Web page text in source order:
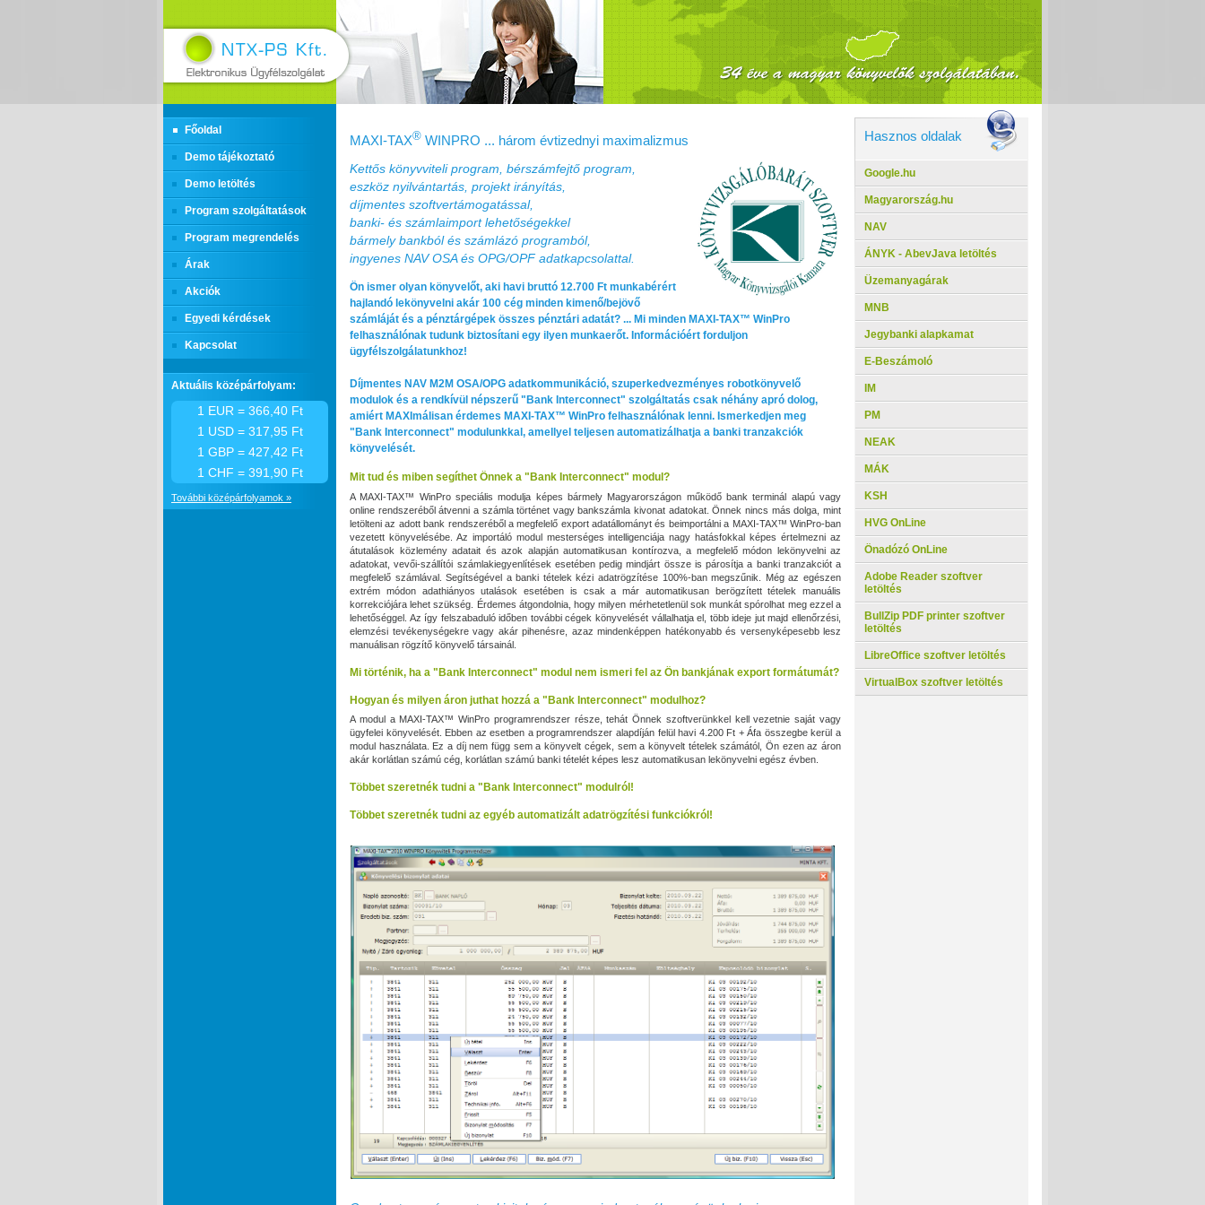
Főoldal
Demo tájékoztató
Demo letöltés
Program szolgáltatások
Program megrendelés
Árak
Akciók
Egyedi kérdések
Kapcsolat
MAXI‑TAX® WINPRO ... három évtizednyi maximalizmus
Kettős könyvviteli program, bérszámfejtő program,
eszköz nyilvántartás, projekt irányítás,
díjmentes szoftvertámogatással,
banki- és számlaimport lehetőségekkel
bármely bankból és számlázó programból,
ingyenes NAV OSA és OPG/OPF adatkapcsolattal.
Ön ismer olyan könyvelőt, aki havi bruttó 12.700 Ft munkabérért
hajlandó lekönyvelni akár 100 cég minden kimenő/bejövő
számláját és a pénztárgépek összes pénztári adatát? ... Mi minden MAXI‑TAX™ WinPro
felhasználónak tudunk biztosítani egy ilyen munkaerőt. Információért forduljon
ügyfélszolgálatunkhoz!
Díjmentes NAV M2M OSA/OPG adatkommunikáció, szuperkedvezményes robotkönyvelő
modulok és a rendkívül népszerű "Bank Interconnect" szolgáltatás csak néhány apró dolog,
amiért MAXImálisan érdemes MAXI‑TAX™ WinPro felhasználónak lenni. Ismerkedjen meg
"Bank Interconnect" modulunkkal, amellyel teljesen automatizálhatja a banki tranzakciók
könyvelését.
Mit tud és miben segíthet Önnek a "Bank Interconnect" modul?
A MAXI‑TAX™ WinPro speciális modulja képes bármely Magyarországon működő bank terminál alapú vagy
online rendszeréből átvenni a számla történet vagy bankszámla kivonat adatokat. Önnek nincs más dolga, mint
letölteni az adott bank rendszeréből a megfelelő export adatállományt és beimportálni a MAXI‑TAX™ WinPro-ban
vezetett könyvelésébe. Az importáló modul mesterséges intelligenciája nagy hatásfokkal képes értelmezni az
átutalások közlemény adatait és azok alapján automatikusan kontírozva, a megfelelő módon lekönyvelni az
adatokat, vevői-szállítói számlakiegyenlítések esetében pedig mindjárt össze is párosítja a banki tranzakciót a
megfelelő számlával. Segítségével a banki tételek kézi adatrögzítése 100%-ban megszűnik. Még az egészen
extrém módon adathiányos utalások esetében is csak a már automatikusan berögzített tételek manuális
korrekciójára lehet szükség. Érdemes átgondolnia, hogy milyen mérhetetlenül sok munkát spórolhat meg ezzel a
lehetőséggel. Az így felszabaduló időben további cégek könyvelését vállalhatja el, több ideje jut majd ellenőrzési,
elemzési tevékenységekre vagy akár pihenésre, azaz mindenképpen hatékonyabb és versenyképesebb lesz
manuálisan rögzítő könyvelő társainál.
Mi történik, ha a "Bank Interconnect" modul nem ismeri fel az Ön bankjának export formátumát?
Hogyan és milyen áron juthat hozzá a "Bank Interconnect" modulhoz?
A modul a MAXI‑TAX™ WinPro programrendszer része, tehát Önnek szoftverünkkel kell vezetnie saját vagy
ügyfelei könyvelését. Ebben az esetben a programrendszer alapdíján felül havi 4.200 Ft + Áfa összegbe kerül a
modul használata. Ez a díj nem függ sem a könyvelt cégek, sem a könyvelt tételek számától, Ön ezen az áron
akár korlátlan számú cég, korlátlan számú banki tételét képes lesz automatikusan lekönyvelni egész évben.
Többet szeretnék tudni a "Bank Interconnect" modulról!
Többet szeretnék tudni az egyéb automatizált adatrögzítési funkciókról!
Hasznos oldalak
Google.hu
Magyarország.hu
NAV
ÁNYK - AbevJava letöltés
Üzemanyagárak
MNB
Jegybanki alapkamat
E-Beszámoló
IM
PM
NEAK
MÁK
KSH
HVG OnLine
Önadózó OnLine
Adobe Reader szoftver
letöltés
BullZip PDF printer szoftver
letöltés
LibreOffice szoftver letöltés
VirtualBox szoftver letöltés
Aktuális középárfolyam:
1 EUR = 366,40 Ft
1 USD = 317,95 Ft
1 GBP = 427,42 Ft
1 CHF = 391,90 Ft
További középárfolyamok »